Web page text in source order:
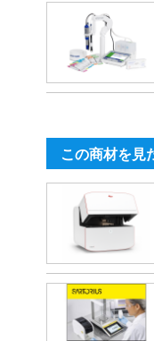
この商材を見